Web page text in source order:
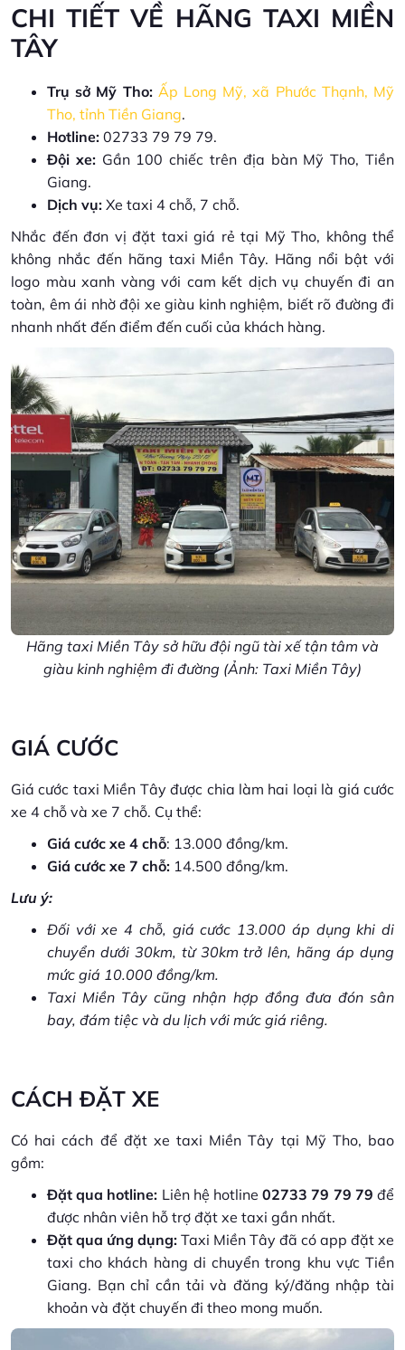
CHI TIẾT VỀ HÃNG TAXI MIỀN
TÂY
Trụ sở Mỹ Tho: Ấp Long Mỹ, xã Phước Thạnh, Mỹ
Tho, tỉnh Tiền Giang.
Hotline: 02733 79 79 79.
Đội xe: Gần 100 chiếc trên địa bàn Mỹ Tho, Tiền
Giang.
Dịch vụ: Xe taxi 4 chỗ, 7 chỗ.
Nhắc đến đơn vị đặt taxi giá rẻ tại Mỹ Tho, không thể
không nhắc đến hãng taxi Miền Tây. Hãng nổi bật với
logo màu xanh vàng với cam kết dịch vụ chuyến đi an
toàn, êm ái nhờ đội xe giàu kinh nghiệm, biết rõ đường đi
nhanh nhất đến điểm đến cuối của khách hàng.
Hãng taxi Miền Tây sở hữu đội ngũ tài xế tận tâm và
giàu kinh nghiệm đi đường (Ảnh: Taxi Miền Tây)
GIÁ CƯỚC
Giá cước taxi Miền Tây được chia làm hai loại là giá cước
xe 4 chỗ và xe 7 chỗ. Cụ thể:
Giá cước xe 4 chỗ: 13.000 đồng/km.
Giá cước xe 7 chỗ: 14.500 đồng/km.
Lưu ý:
Đối với xe 4 chỗ, giá cước 13.000 áp dụng khi di
chuyển dưới 30km, từ 30km trở lên, hãng áp dụng
mức giá 10.000 đồng/km.
Taxi Miền Tây cũng nhận hợp đồng đưa đón sân
bay, đám tiệc và du lịch với mức giá riêng.
CÁCH ĐẶT XE
Có hai cách để đặt xe taxi Miền Tây tại Mỹ Tho, bao
gồm:
Đặt qua hotline: Liên hệ hotline02733 79 79 79để
được nhân viên hỗ trợ đặt xe taxi gần nhất.
Đặt qua ứng dụng: Taxi Miền Tây đã có app đặt xe
taxi cho khách hàng di chuyển trong khu vực Tiền
Giang. Bạn chỉ cần tải và đăng ký/đăng nhập tài
khoản và đặt chuyến đi theo mong muốn.